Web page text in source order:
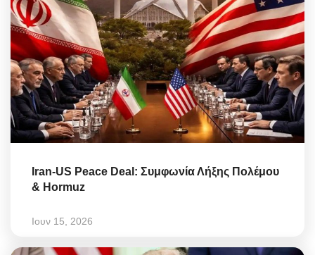
Iran-US Peace Deal: Συμφωνία Λήξης Πολέμου
& Hormuz
Ιουν 15, 2026